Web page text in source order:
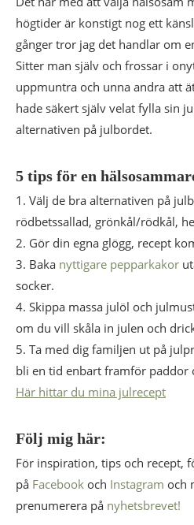
högtider är konstigt nog ett
gånger tror jag det handlar om
Sitter man själv och frossar i
uppmuntra och unna andra att
hade säkert själv velat fylla sin
alternativen på julbordet.
5 tips för en
1. Välj de bra alternativen på
rödbetssallad, grönkål/rödkål,
2. Gör din egna glögg, recept
3. Baka nyttigare pepparkakor
socker.
4. Skippa massa julöl och
om du vill skåla in julen och
5. Ta med dig familjen ut på
bli en tid enbart framför paddor
Här hittar du mina julrecept
Följ mig här:
För inspiration, tips och recept,
på Facebook och Instagram och
prenumerera på nyhetsbrevet!